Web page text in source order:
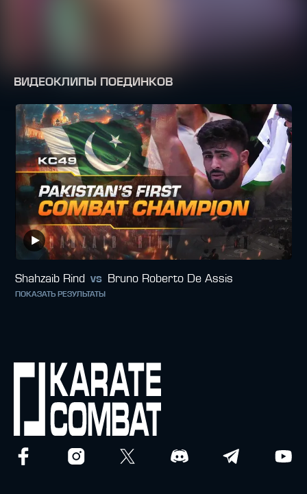
ВИДЕОКЛИПЫ ПОЕДИНКОВ
Shahzaib Rind vs Bruno Roberto De Assis
ПОКАЗАТЬ РЕЗУЛЬТАТЫ